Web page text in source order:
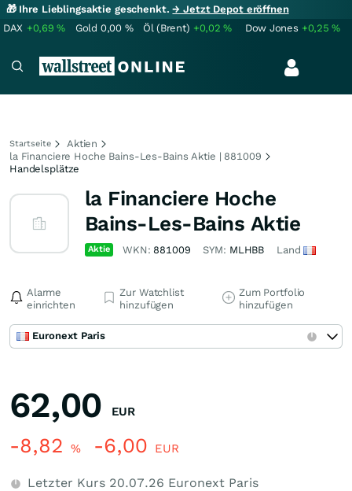
🎁 Ihre Lieblingsaktie geschenkt.→ Jetzt Depot eröffnen
DAX +0,69% Gold 0,00 % Öl (Brent) +0,02% Dow Jones +0,25%
Startseite
Aktien
la Financiere Hoche Bains-Les-Bains Aktie | 881009
Handelsplätze
la Financiere Hoche
Bains-Les-Bains Aktie
Aktie WKN: 881009 SYM: MLHBB Land
Alarme
einrichten
Zur Watchlist
hinzufügen
Zum Portfolio
hinzufügen
Euronext Paris
62,00 EUR
-8,82 % -6,00 EUR
Letzter Kurs 20.07.26 Euronext Paris